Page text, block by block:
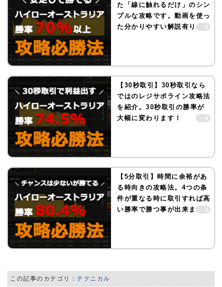
た「線に触れるだけ」のシン
プルな攻略です。動画を使っ
た分かりやすい解説有り！
【30秒取引】30秒取引なら
ではのレジサポライン攻略法
を紹介。30秒取引の勝率が
大幅に変わります！
【5分取引】時間に余裕があ
る時向きの攻略法。4つの条
件が重なる時に取引すれば高
い勝率で勝つ事が出来ます！
この記事のカテゴリ：テクニカル